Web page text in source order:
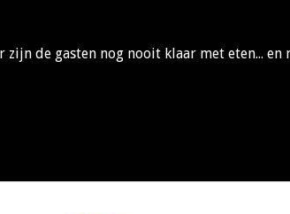
de gasten nog nooit klaar met eten... en